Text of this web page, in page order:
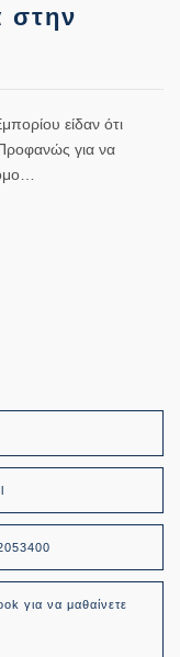
στην
είδαν ότι
για να
για να μαθαίνετε